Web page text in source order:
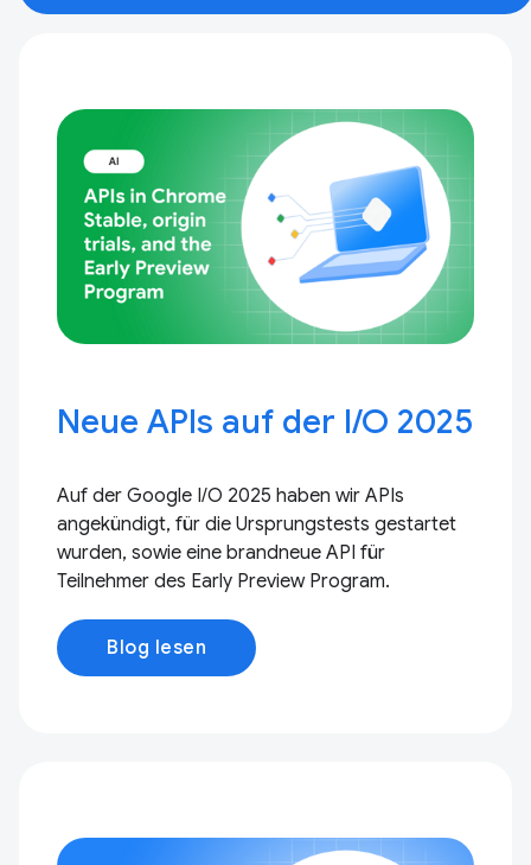
Neue APIs auf der I / O 2025
Auf der Google I/O 2025 haben wir APIs
angekündigt, für die Ursprungstests gestartet
wurden, sowie eine brandneue API für
Teilnehmer des Early Preview Program.
Blog lesen